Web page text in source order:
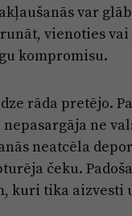
var
vienoties
kompromisu.
rāda pretējo.
ne
neatcēla
čeku.
kuri tika aizvesti